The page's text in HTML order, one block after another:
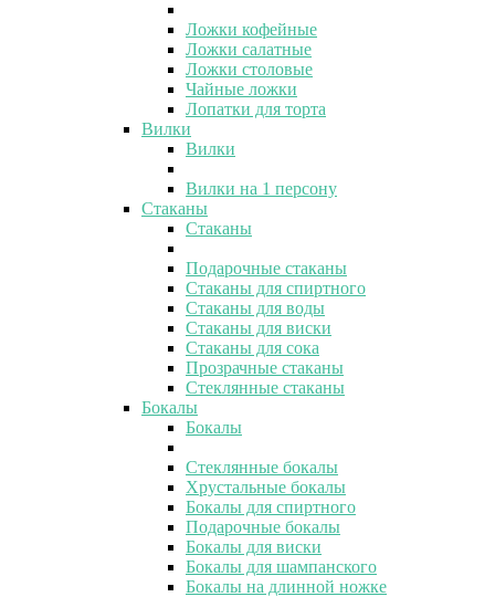
Ложки кофейные
Ложки салатные
Ложки столовые
Чайные ложки
Лопатки для торта
Вилки
Вилки
Вилки на 1 персону
Стаканы
Стаканы
Подарочные стаканы
Стаканы для спиртного
Стаканы для воды
Стаканы для виски
Стаканы для сока
Прозрачные стаканы
Стеклянные стаканы
Бокалы
Бокалы
Стеклянные бокалы
Хрустальные бокалы
Бокалы для спиртного
Подарочные бокалы
Бокалы для виски
Бокалы для шампанского
Бокалы на длинной ножке